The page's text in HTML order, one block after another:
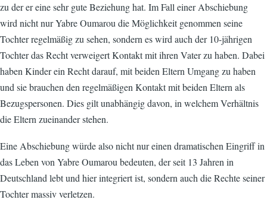
zu der er eine sehr gute Beziehung hat. Im Fall einer Abschiebung
wird nicht nur Yabre Oumarou die Möglichkeit genommen seine
Tochter regelmäßig zu sehen, sondern es wird auch der 10-jährigen
Tochter das Recht verweigert Kontakt mit ihren Vater zu haben. Dabei
haben Kinder ein Recht darauf, mit beiden Eltern Umgang zu haben
und sie brauchen den regelmäßigen Kontakt mit beiden Eltern als
Bezugspersonen. Dies gilt unabhängig davon, in welchem Verhältnis
die Eltern zueinander stehen.
Eine Abschiebung würde also nicht nur einen dramatischen Eingriff in
das Leben von Yabre Oumarou bedeuten, der seit 13 Jahren in
Deutschland lebt und hier integriert ist, sondern auch die Rechte seiner
Tochter massiv verletzen.